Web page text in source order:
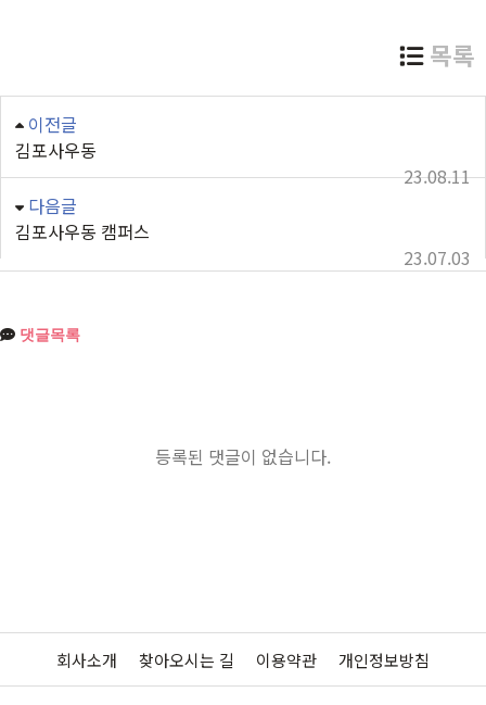
목록
이전글
김포사우동
23.08.11
다음글
김포사우동 캠퍼스
23.07.03
댓글목록
등록된 댓글이 없습니다.
회사소개 찾아오시는 길 이용약관 개인정보방침